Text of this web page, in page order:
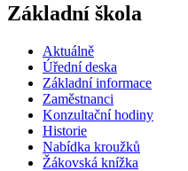
Základní škola
Aktuálně
Úřední deska
Základní informace
Zaměstnanci
Konzultační hodiny
Historie
Nabídka kroužků
Žákovská knížka